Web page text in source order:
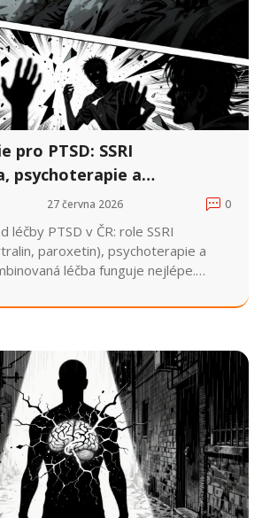
pro PTSD: SSRI
psychoterapie a
léčba27 června 2026 0
léčby PTSD v ČR: role SSRI
paroxetin), psychoterapie a
léčba funguje nejlépe.